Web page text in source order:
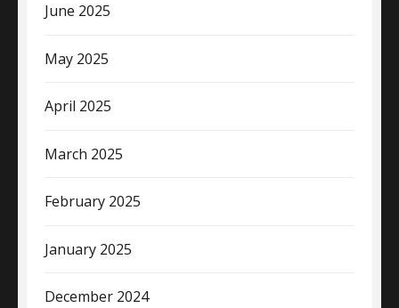
June 2025
May 2025
April 2025
March 2025
February 2025
January 2025
December 2024